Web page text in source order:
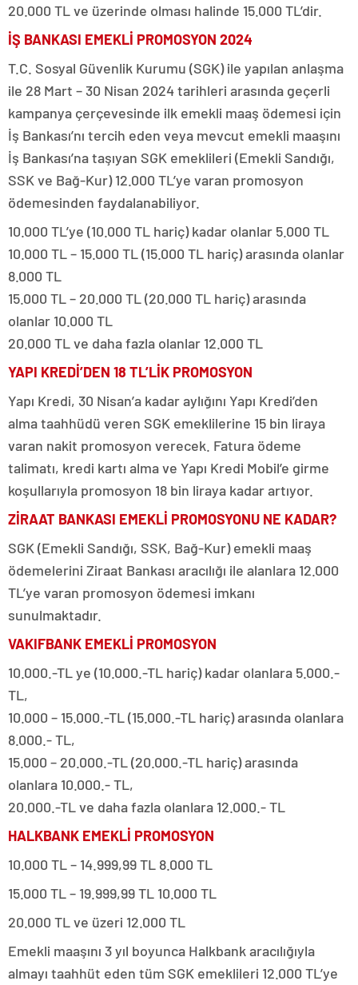
20.000 TL ve üzerinde olması halinde 15.000 TL’dir.
İŞ BANKASI EMEKLİ PROMOSYON 2024
T.C. Sosyal Güvenlik Kurumu (SGK) ile yapılan anlaşma
ile 28 Mart – 30 Nisan 2024 tarihleri arasında geçerli
kampanya çerçevesinde ilk emekli maaş ödemesi için
İş Bankası’nı tercih eden veya mevcut emekli maaşını
İş Bankası’na taşıyan SGK emeklileri (Emekli Sandığı,
SSK ve Bağ-Kur) 12.000 TL’ye varan promosyon
ödemesinden faydalanabiliyor.
10.000 TL’ye (10.000 TL hariç) kadar olanlar 5.000 TL
10.000 TL – 15.000 TL (15.000 TL hariç) arasında olanlar
8.000 TL
15.000 TL – 20.000 TL (20.000 TL hariç) arasında
olanlar 10.000 TL
20.000 TL ve daha fazla olanlar 12.000 TL
YAPI KREDİ’DEN 18 TL’LİK PROMOSYON
Yapı Kredi, 30 Nisan’a kadar aylığını Yapı Kredi’den
alma taahhüdü veren SGK emeklilerine 15 bin liraya
varan nakit promosyon verecek. Fatura ödeme
talimatı, kredi kartı alma ve Yapı Kredi Mobil’e girme
koşullarıyla promosyon 18 bin liraya kadar artıyor.
ZİRAAT BANKASI EMEKLİ PROMOSYONU NE KADAR?
SGK (Emekli Sandığı, SSK, Bağ-Kur) emekli maaş
ödemelerini Ziraat Bankası aracılığı ile alanlara 12.000
TL’ye varan promosyon ödemesi imkanı
sunulmaktadır.
VAKIFBANK EMEKLİ PROMOSYON
10.000.-TL ye (10.000.-TL hariç) kadar olanlara 5.000.-
TL,
10.000 – 15.000.-TL (15.000.-TL hariç) arasında olanlara
8.000.- TL,
15.000 – 20.000.-TL (20.000.-TL hariç) arasında
olanlara 10.000.- TL,
20.000.-TL ve daha fazla olanlara 12.000.- TL
HALKBANK EMEKLİ PROMOSYON
10.000 TL – 14.999,99 TL 8.000 TL
15.000 TL – 19.999,99 TL 10.000 TL
20.000 TL ve üzeri 12.000 TL
Emekli maaşını 3 yıl boyunca Halkbank aracılığıyla
almayı taahhüt eden tüm SGK emeklileri 12.000 TL’ye